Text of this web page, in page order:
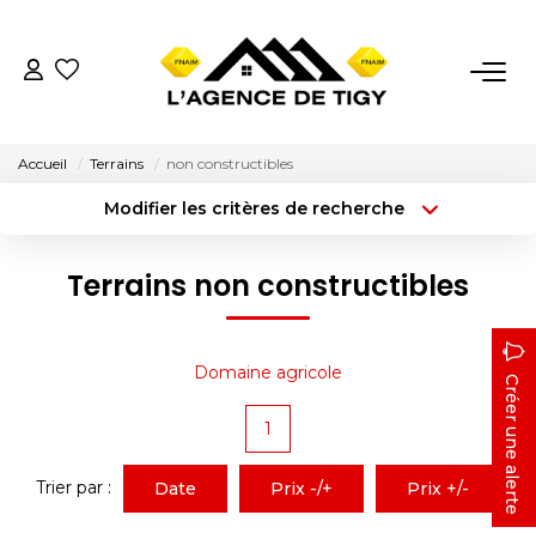
Nos Témoignages
02.38.58.10.79
Accueil Terrains non constructibles
Modifier les critères de recherche
Plus de critères
Terrains non constructibles
Domaine agricole
Créer une alerte
1
Trier par : Date Prix -/+ Prix +/-